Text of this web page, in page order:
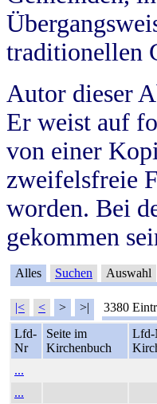
traditionellen
Autor dieser
Er weist auf
von einer
zweifelsfreie
worden. Bei
gekommen
Alles Suchen Auswahl
|< < > >| 3380
Lfd-
Nr
Seite im
Kirchenbuch
Lfd-
...
...